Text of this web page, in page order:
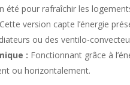
été pour rafraîchir les
Cette version capte l’énergie
ou des ventilo-
: Fonctionnant grâce à
ou horizontalement.